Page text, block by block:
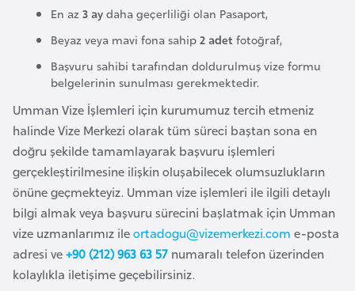
En az 3 aydaha geçerliliği olan Pasaport,
Beyaz veya mavi fona sahip2 adetfotoğraf,
Başvuru sahibi tarafından doldurulmuş vize formu
belgelerinin sunulması gerekmektedir.
Umman Vize İşlemleri için kurumumuz tercih etmeniz
halinde Vize Merkezi olarak tüm süreci baştan sona en
doğru şekilde tamamlayarak başvuru işlemleri
gerçekleştirilmesine ilişkin oluşabilecek olumsuzlukların
önüne geçmekteyiz. Umman vize işlemleri ile ilgili detaylı
bilgi almak veya başvuru sürecini başlatmak için Umman
vize uzmanlarımız ileortadogu@vizemerkezi.com e-posta
adresi ve+90 (212) 963 63 57 numaralı telefon üzerinden
kolaylıkla iletişime geçebilirsiniz.
a
D
e
m
o
k
r
a